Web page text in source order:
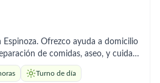
Espinoza. Ofrezco ayuda a domicilio
de comidas, aseo, y cuidado
con más de 7 años de
a los horarios que necesites
Turno de día